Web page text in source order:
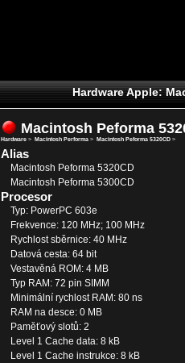
Hardware Apple:
Macintosh Peforma
Hardware> Macintosh Performa> Macintosh Peforma 5320CD>
Alias
Macintosh Peforma 5320CD
Macintosh Peforma 5300CD
Procesor
Typ: PowerPC 603e
Frekvence: 120 MHz; 100 MHz
Rychlost sběrnice: 40 MHz
Datová cesta: 64 bit
Vestavěná ROM: 4 MB
Typ RAM: 72 pin SIMM
Minimální rychlost RAM: 80 ns
RAM na desce: 0 MB
Paměťový slotů: 2
Level 1 Cache data: 8 kB
Level 1 Cache instrukce: 8 kB